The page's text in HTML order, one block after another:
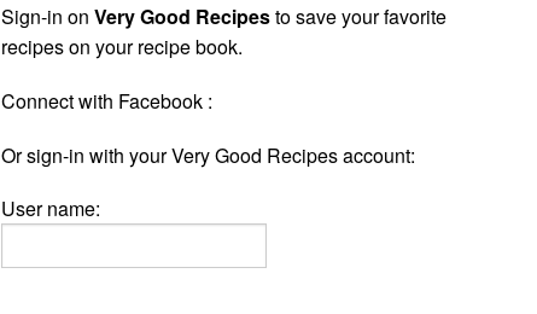
Sign-in onVery Good Recipesto save your favorite
recipes on your recipe book.
Connect with Facebook :
Or sign-in with your Very Good Recipes account:
User name: